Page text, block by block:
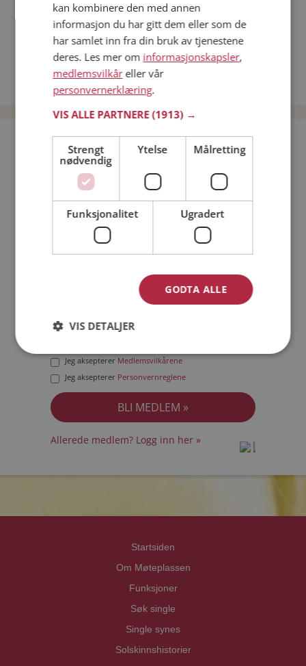
Flere singlemenn fra Tønsberg:Tor-Henning
Bli medlem gratis!
Jeg er en: Mann Kvinne
Min alder:
Jeg aksepterer Medlemsvilkårene
Jeg aksepterer Personvernreglene
Allerede medlem? Logg inn her »
Startsiden
Om Møteplassen
Funksjoner
Søk single
Single synes
Solskinnshistorier
kan kombinere den med annen
informasjon du har gitt dem eller som de
har samlet inn fra din bruk av tjenestene
deres. Les mer om informasjonskapsler,
medlemsvilkåreller vår
personvernerklæring.
VIS ALLE PARTNERE(1913) →
Strengt
nødvendig
Ytelse Målretting
Funksjonalitet Ugradert
GODTA ALLE
VIS DETALJER